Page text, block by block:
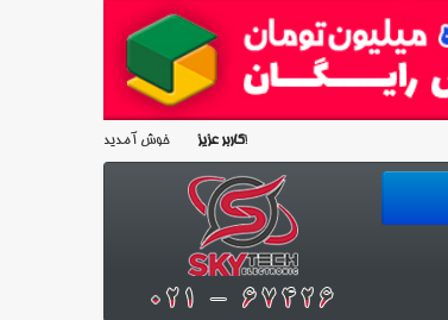
کاربر عزیزخوش آمدید!